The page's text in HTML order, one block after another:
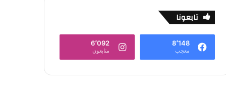
تابعونا
8٬148
معجب
6٬092
متابعون